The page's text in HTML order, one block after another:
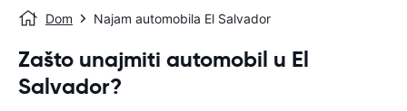
Dom Najam automobila El Salvador
Zašto unajmiti automobil u El
Salvador?